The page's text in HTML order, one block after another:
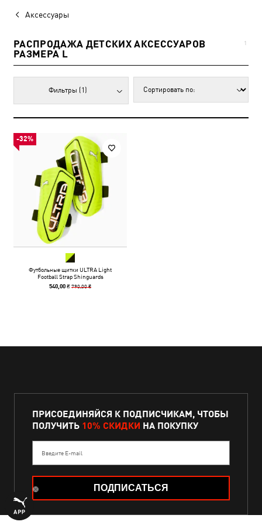
Аксессуары
РАСПРОДАЖА ДЕТСКИХ АКСЕССУАРОВ
РАЗМЕРА L
1
Фильтры (1)
-32%
Футбольные щитки ULTRA Light
Football Strap Shinguards
540,00 ₴790,00 ₴
ПРИСОЕДИНЯЙСЯ К ПОДПИСЧИКАМ, ЧТОБЫ
ПОЛУЧИТЬ 10% СКИДКИ НА ПОКУПКУ
Введите E-mail
ПОДПИСАТЬСЯ